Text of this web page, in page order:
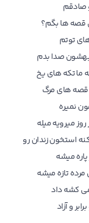
صادقم
قصه ها بگم؟
توتم
صدا بدم
ما تکه های یخ
قصه های مرگ
نمیره
میرویه میله
استخون زندان رو
میشه
تازه میشه
کشه داد
و آزاد